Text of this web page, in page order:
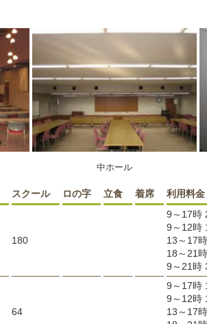
中ホール
スクール ロの字 立食 着席 利用料金
180
9～17時
9～12時
13～17
18～21
9～21時
64
9～17時
9～12時
13～17